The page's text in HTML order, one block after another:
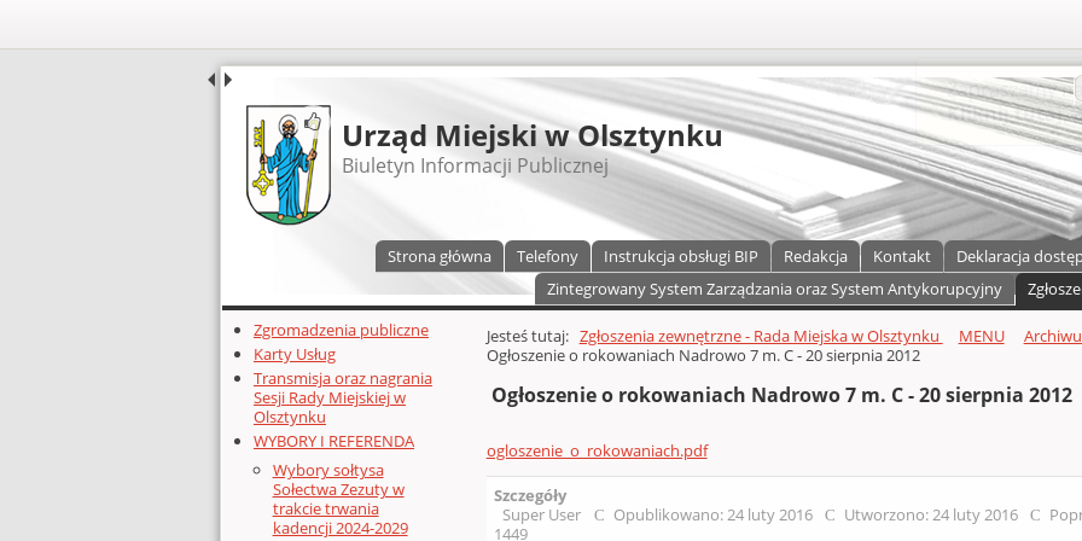
UDOSTĘPNIJ
Urząd Miejski w Olsztynku
Biuletyn Informacji Publicznej
Strona główna Telefony Instrukcja obsługi BIP Redakcja Kontakt Deklaracja
Zintegrowany System Zarządzania oraz System Antykorupcyjny
Dodatkowe zasoby (lewa kolumna)
Zgromadzenia publiczne
Karty Usług
Transmisja oraz nagrania
Sesji Rady Miejskiej w
Olsztynku
WYBORY I REFERENDA
Wybory sołtysa
Sołectwa Zezuty w
trakcie trwania
kadencji 2024-2029
Głównej zawartości
Jesteś tutaj: Zgłoszenia zewnętrzne - Rada Miejska w Olsztynku MENU
Ogłoszenie o rokowaniach Nadrowo 7 m. C - 20 sierpnia 2012
Ogłoszenie o rokowaniach Nadrowo 7 m. C - 20 sierpnia 2012
ogloszenie_o_rokowaniach.pdf
Szczegóły
Super User
Opublikowano: 24 luty 2016 Utworzono: 24 luty 2016
1449